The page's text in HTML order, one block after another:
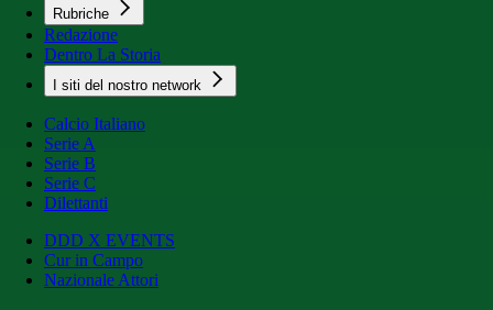
Rubriche
Redazione
Dentro La Storia
I siti del nostro network
Calcio Italiano
Serie A
Serie B
Serie C
Dilettanti
DDD X EVENTS
Cur in Campo
Nazionale Attori